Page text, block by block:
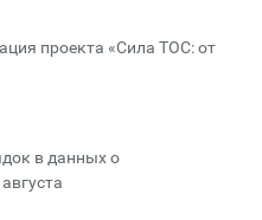
проекта «Сила ТОС: от
в данных о